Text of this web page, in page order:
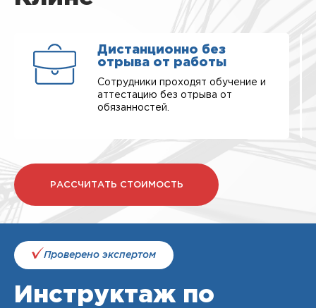
Дистанционно без
отрыва от работы
Сотрудники проходят обучение и
аттестацию без отрыва от
обязанностей.
РАССЧИТАТЬ СТОИМОСТЬ
Проверено экспертом
Инструктаж по